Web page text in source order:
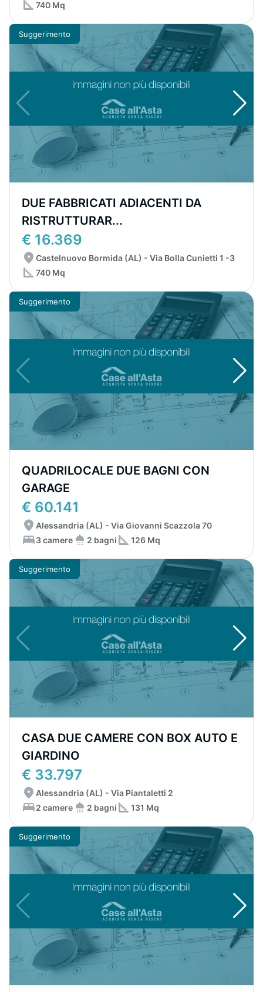
740 Mq
Suggerimento
DUE FABBRICATI ADIACENTI DA
RISTRUTTURAR...
€ 16.369
Castelnuovo Bormida (AL) - Via Bolla Cunietti 1 -3
740 Mq
Suggerimento
QUADRILOCALE DUE BAGNI CON
GARAGE
€ 60.141
Alessandria (AL) - Via Giovanni Scazzola 70
3 camere
2 bagni 126 Mq
Suggerimento
CASA DUE CAMERE CON BOX AUTO E
GIARDINO
€ 33.797
Alessandria (AL) - Via Piantaletti 2
2 camere
2 bagni 131 Mq
Suggerimento